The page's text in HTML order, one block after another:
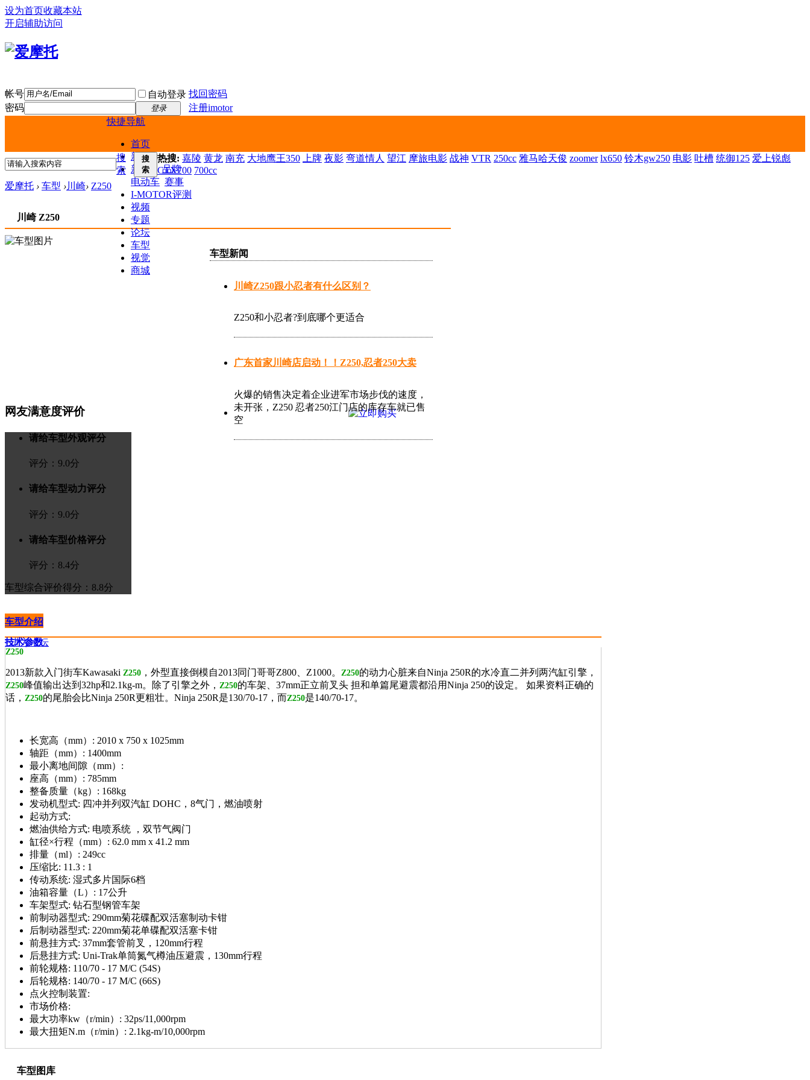
设为首页收藏本站
开启辅助访问
帐号 自动登录 找回密码
密码
登录
注册imotor
快捷导航
首页
新闻
新车
品牌
电动车 赛事
I-MOTOR评测
视频
专题
论坛
车型
视觉
商城
搜
索
搜
索
热搜: 嘉陵 黄龙 南充 大地鹰王350 上牌 夜影 弯道情人 望江 摩旅电影 战神 VTR 250cc 雅马哈天俊 zoomer lx650 铃木gw250 电影 吐槽 统御125 爱上锐彪
CTX700 700cc
爱摩托 › 车型 ›川崎› Z250
川崎 Z250
车型新闻
川崎Z250跟小忍者有什么区别？
Z250和小忍者?到底哪个更适合
广东首家川崎店启动！！Z250,忍者250大卖
火爆的销售决定着企业进军市场步伐的速度，
未开张，Z250 忍者250江门店的库存车就已售
空
网友满意度评价
请给车型外观评分
评分： 9.0分
请给车型动力评分
评分： 9.0分
请给车型价格评分
评分： 8.4分
车型综合评价得分：8.8分
车型介绍
技术参数
>进入论坛
Z250
2013新款入门街车Kawasaki Z250 ，外型直接倒模自2013同门哥哥Z800、Z1000。 Z250的动力心脏来自Ninja 250R的水冷直二并列两汽缸引擎，
Z250峰值输出达到32hp和2.1kg-m。除了引擎之外， Z250的车架、37mm正立前叉头 担和单篇尾避震都沿用Ninja 250的设定。 如果资料正确的
话， Z250的尾胎会比Ninja 250R更粗壮。Ninja 250R是130/70-17，而Z250是140/70-17。
长宽高（mm）: 2010 x 750 x 1025mm
轴距（mm）: 1400mm
最小离地间隙（mm）:
座高（mm）: 785mm
整备质量（kg）: 168kg
发动机型式: 四冲并列双汽缸 DOHC，8气门，燃油喷射
起动方式:
燃油供给方式: 电喷系统 ，双节气阀门
缸径×行程（mm）: 62.0 mm x 41.2 mm
排量（ml）: 249cc
压缩比: 11.3 : 1
传动系统: 湿式多片国际6档
油箱容量（L）: 17公升
车架型式: 钻石型钢管车架
前制动器型式: 290mm菊花碟配双活塞制动卡钳
后制动器型式: 220mm菊花单碟配双活塞卡钳
前悬挂方式: 37mm套管前叉，120mm行程
后悬挂方式: Uni-Trak单筒氮气樽油压避震，130mm行程
前轮规格: 110/70 - 17 M/C (54S)
后轮规格: 140/70 - 17 M/C (66S)
点火控制装置:
市场价格:
最大功率kw（r/min）: 32ps/11,000rpm
最大扭矩N.m（r/min）: 2.1kg-m/10,000rpm
车型图库